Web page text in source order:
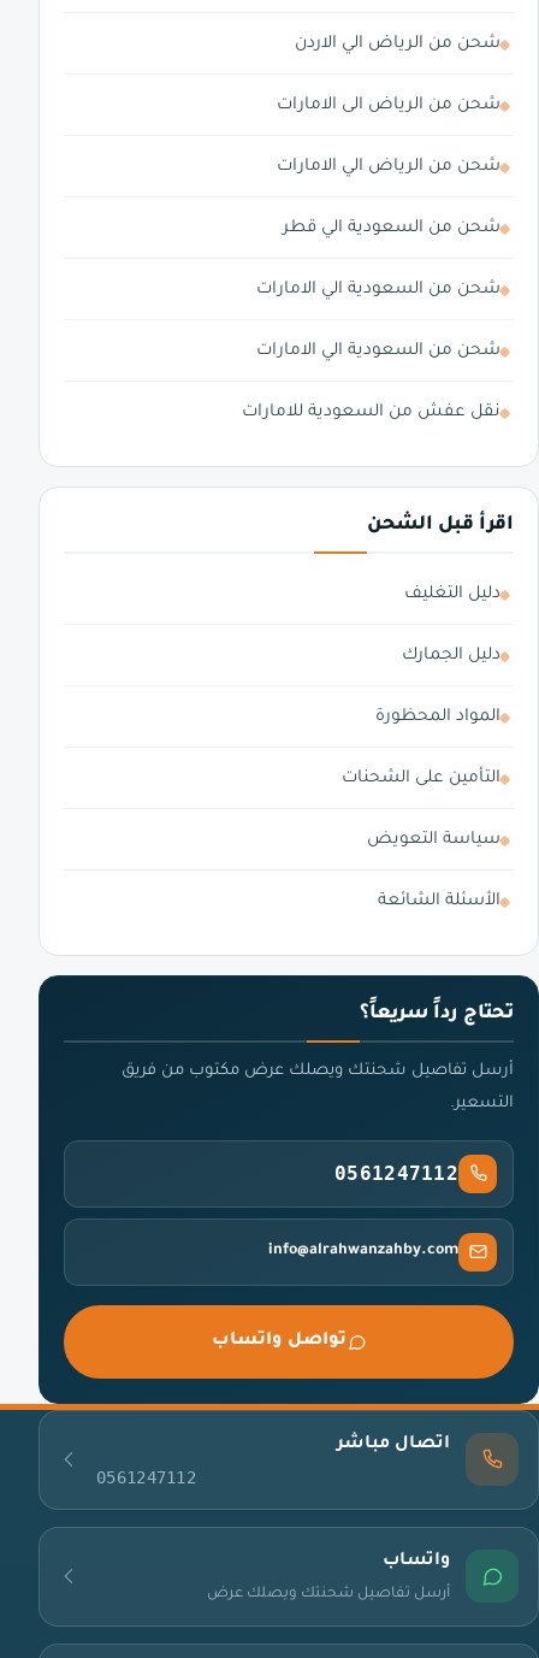
شحن من الرياض الي الاردن
شحن من الرياض الى الامارات
شحن من الرياض الي الامارات
شحن من السعودية الي قطر
شحن من السعودية الي الامارات
شحن من السعودية الي الامارات
نقل عفش من السعودية للامارات
اقرأ قبل الشحن
دليل التغليف
دليل الجمارك
المواد المحظورة
التأمين على الشحنات
سياسة التعويض
الأسئلة الشائعة
تحتاج رداً سريعاً؟
أرسل تفاصيل شحنتك ويصلك عرض مكتوب من فريق
التسعير.
0561247112
info@alrahwanzahby.com
تواصل واتساب
اتصال مباشر
0561247112
واتساب
أرسل تفاصيل شحنتك ويصلك عرض